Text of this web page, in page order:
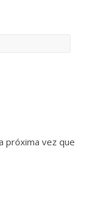
próxima vez que